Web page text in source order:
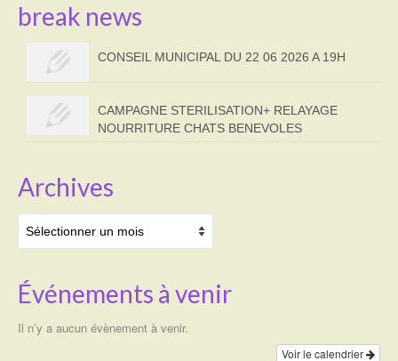
break news
CONSEIL MUNICIPAL DU 22 06 2026 A 19H
CAMPAGNE STERILISATION+ RELAYAGE
NOURRITURE CHATS BENEVOLES
Archives
Événements à venir
Il n’y a aucun évènement à venir.
Voir le calendrier